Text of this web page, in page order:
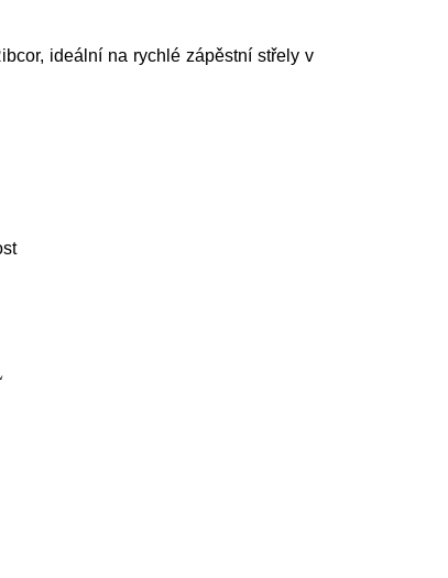
ideální na rychlé zápěstní střely v